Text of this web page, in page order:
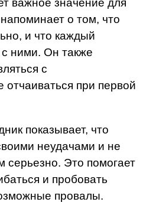
важное значение для
о том, что
и что каждый
с ними. Он также
с
при первой
показывает, что
неудачами и не
серьезно. Это помогает
и пробовать
провалы.